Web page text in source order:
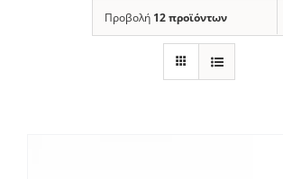
Προβολή 12 προϊόντων